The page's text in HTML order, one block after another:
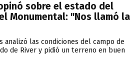
sobre el estado del
Monumental: "Nos llamó la
analizó las condiciones del campo de
de River y pidió un terreno en buen